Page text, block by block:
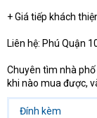
+ Giá tiếp khách
Liên hệ: Phú Quận
Chuyên tìm nhà
khi nào mua được,
Đính kèm